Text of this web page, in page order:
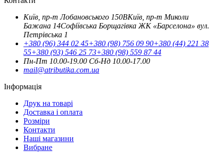
Київ, пр-т Лобановського 150ВКиїв, пр-т Миколи
Бажана 14Софіївська Борщагівка ЖК «Барселона» вул.
Петрівська 1
+380 (96) 344 02 45+380 (98) 756 09 90+380 (44) 221 38
55+380 (93) 546 25 73+380 (98) 559 87 44
Пн-Пт 10.00-19.00 Cб-Нд 10.00-17.00
mail@atributika.com.ua
Інформація
Друк на товарі
Доставка і оплата
Розміри
Контакти
Наші магазини
Вибране